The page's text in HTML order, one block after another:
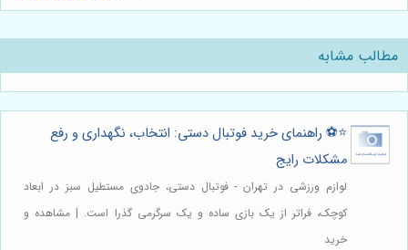
مطالب مشابه
⭐️⚽️ راهنمای خرید فوتبال دستی: انتخاب، نگهداری و رفع
مشکلات رایج
لوازم ورزشی در تهران - فوتبال دستی، جادوی مستطیل سبز در ابعاد
کوچک، فراتر از یک بازی ساده و یک سرگرمی گذرا است. | مشاهده و
خرید